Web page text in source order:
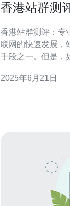
香港站群测
香港站群测评：专业
联网的快速发展，
手段之一。但是，
助您选择最佳站群方案。 香港站群测评是一
2025年6月21日